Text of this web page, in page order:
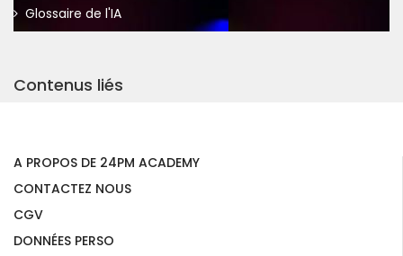
Glossaire de l'IA
Contenus liés
A PROPOS DE 24PM ACADEMY
CONTACTEZ NOUS
CGV
DONNÉES PERSO